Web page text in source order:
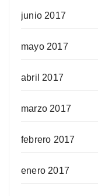
junio 2017
mayo 2017
abril 2017
marzo 2017
febrero 2017
enero 2017